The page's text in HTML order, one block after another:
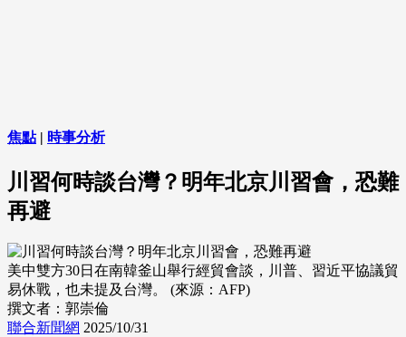
焦點| 時事分析
川習何時談台灣？明年北京川習會，恐難
再避
美中雙方30日在南韓釜山舉行經貿會談，川普、習近平協議貿
易休戰，也未提及台灣。 (來源：AFP)
撰文者：郭崇倫
聯合新聞網 2025/10/31